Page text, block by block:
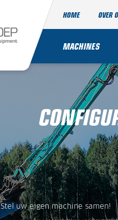
HOME OVER
MACHINES
Stel uw eigen machine samen!